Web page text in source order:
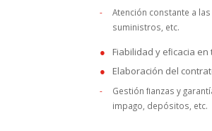
Atención constante a
suministros, etc.
Fiabilidad y eﬁcacia
Elaboración del
Gestión ﬁanzas y
impago, depósitos, etc.